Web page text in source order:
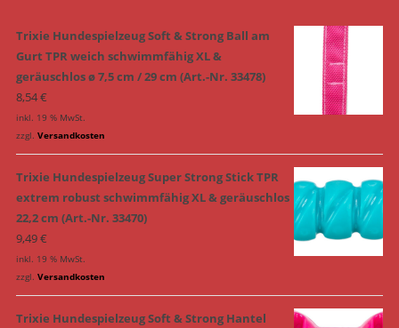
Trixie Hundespielzeug Soft & Strong Ball am
Gurt TPR weich schwimmfähig XL &
geräuschlos ø 7,5 cm / 29 cm (Art.-Nr. 33478)
8,54€
inkl. 19 % MwSt.
zzgl. Versandkosten
Trixie Hundespielzeug Super Strong Stick TPR
extrem robust schwimmfähig XL & geräuschlos
22,2 cm (Art.-Nr. 33470)
9,49€
inkl. 19 % MwSt.
zzgl. Versandkosten
Trixie Hundespielzeug Soft & Strong Hantel